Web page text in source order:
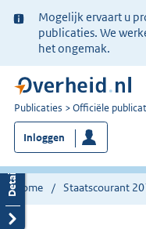
Ter
informatie:
Mogelijk ervaart u
publicaties. We
het ongemak.
U
bent
nu
hier:
Publicaties Officiële
Inloggen
Home Staatscourant